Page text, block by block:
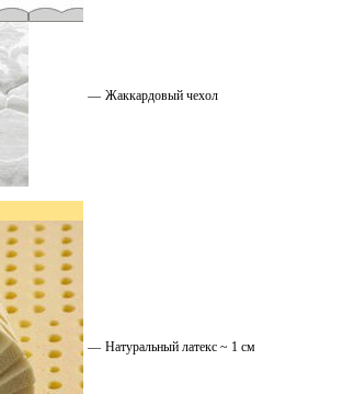
— Жаккардовый чехол
— Натуральный латекс ~ 1 см